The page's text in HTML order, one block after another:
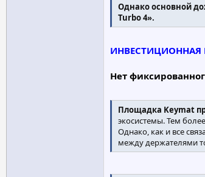
Однако основной
Turbo 4».
ИНВЕСТИЦИОННАЯ
Нет
Площадка Keymat
экосистемы. Тем
Однако, как и все
между держателями